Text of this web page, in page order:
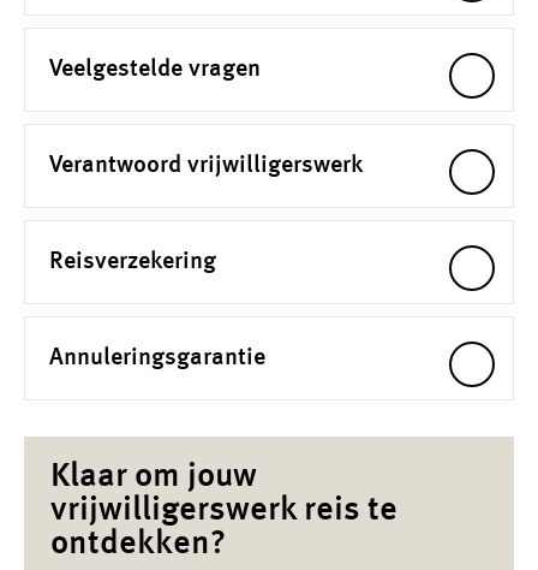
Veelgestelde vragen
Verantwoord vrijwilligerswerk
Reisverzekering
Annuleringsgarantie
Klaar om jouw
vrijwilligerswerk reis te
ontdekken?